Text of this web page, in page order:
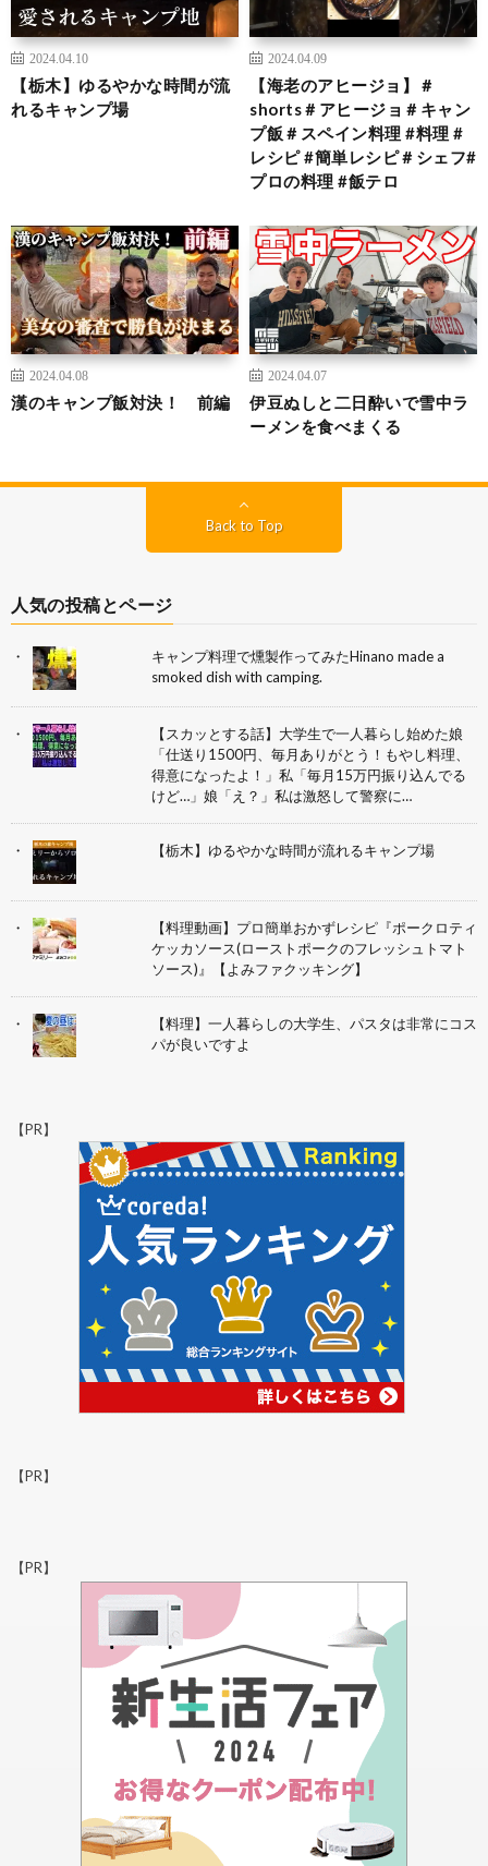
2024.04.10
【栃木】ゆるやかな時間が流
れるキャンプ場
2024.04.09
【海老のアヒージョ】＃
shorts＃アヒージョ＃キャン
プ飯＃スペイン料理 #料理 #
レシピ #簡単レシピ＃シェフ#
プロの料理 #飯テロ
2024.04.08
漢のキャンプ飯対決！ 前編
2024.04.07
伊豆ぬしと二日酔いで雪中ラ
ーメンを食べまくる
Back to Top
人気の投稿とページ
キャンプ料理で燻製作ってみたHinano made a
smoked dish with camping.
【スカッとする話】大学生で一人暮らし始めた娘
「仕送り1500円、毎月ありがとう！もやし料理、
得意になったよ！」私「毎月15万円振り込んでる
けど…」娘「え？」私は激怒して警察に…
【栃木】ゆるやかな時間が流れるキャンプ場
【料理動画】プロ簡単おかずレシピ『ポークロティ
ケッカソース(ローストポークのフレッシュトマト
ソース)』【よみファクッキング】
【料理】一人暮らしの大学生、パスタは非常にコス
パが良いですよ
【PR】
【PR】
【PR】